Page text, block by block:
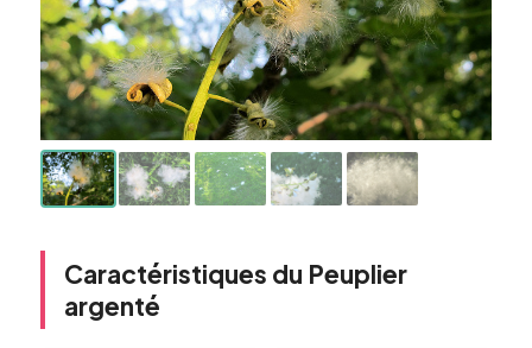
Caractéristiques du Peuplier
argenté